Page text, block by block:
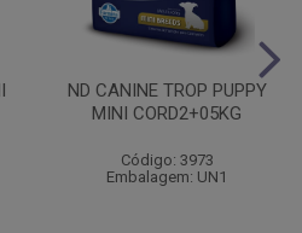
ND CANINE TROP PUPPY
MINI CORD2+05KG
Código: 3973
Embalagem: UN1